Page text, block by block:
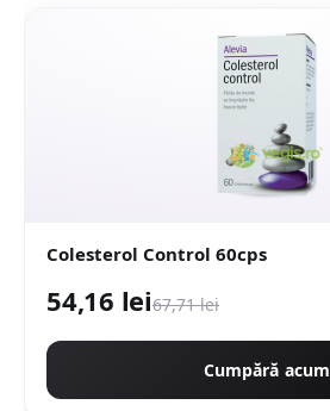
Colesterol Control 60cps
54,16 lei67,71 lei
Cumpără acum